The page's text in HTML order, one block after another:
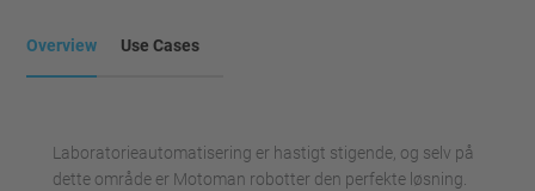
Overview Use Cases
Laboratorieautomatisering er hastigt stigende, og selv på
dette område er Motoman robotter den perfekte løsning.